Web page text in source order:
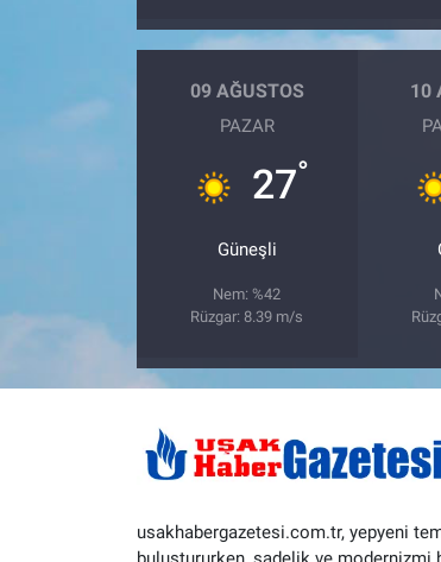
09 AĞUSTOS
PAZAR
27°
Güneşli
Nem: %42
Rüzgar: 8.39 m/s
10
usakhabergazetesi.com.tr, yepyeni